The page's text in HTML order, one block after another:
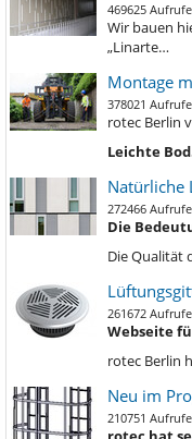
469625 Aufrufe
Wir bauen
„Linarte…
Montage
378021 Aufrufe
rotec Berlin
Leichte
Natürliche
272466 Aufrufe
Die
Die Qualität
261672 Aufrufe
Webseite
rotec Berlin
Neu im
210751 Aufrufe